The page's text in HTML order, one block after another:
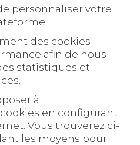
personnaliser votre
des cookies
afin de nous
statistiques et
à
en configurant
Vous trouverez ci-
les moyens pour